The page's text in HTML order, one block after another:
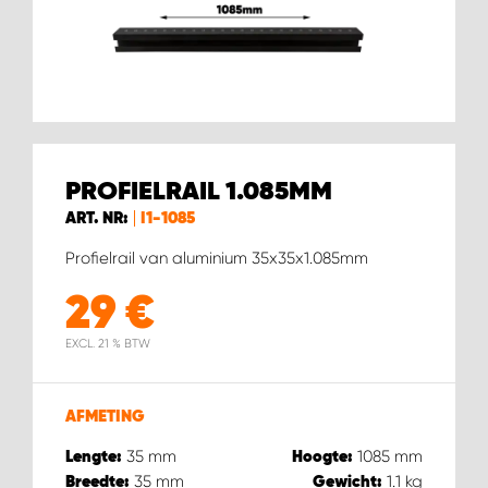
PROFIELRAIL 1.085MM
ART. NR: I1-1085
Profielrail van aluminium 35x35x1.085mm
29 €
EXCL. 21 % BTW
AFMETING
Lengte: 35 mm Hoogte: 1085 mm
Breedte: 35 mm Gewicht: 1.1 kg
WORK SYSTEM GORREDIJK
WORK SYSTEM GRONINGEN
WORK SYSTEM HARDERWIJK